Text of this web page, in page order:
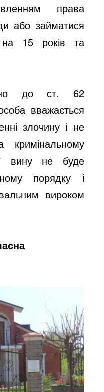
права
або займатися
на 15 років та
до ст. 62
вважається
злочину і не
вину не буде
порядку і
вироком